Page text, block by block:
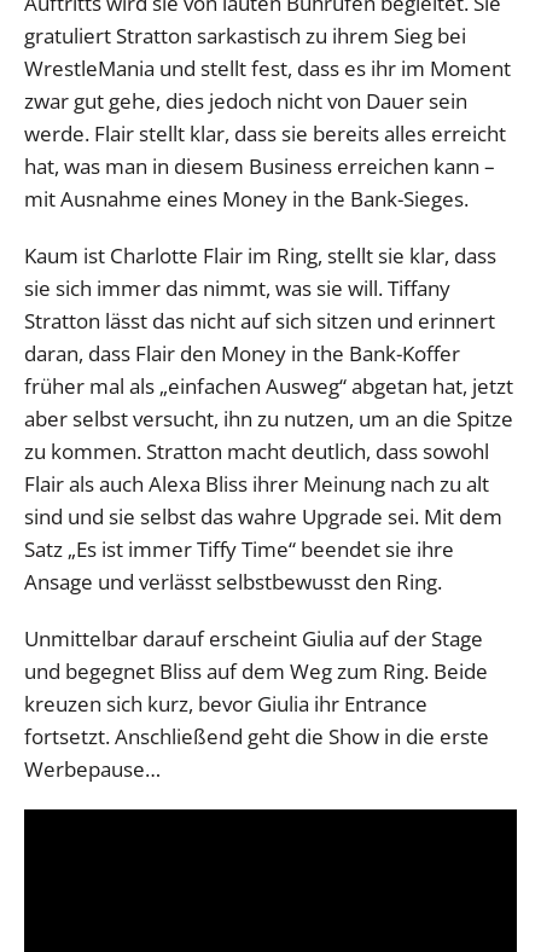
gratuliert Stratton sarkastisch zu ihrem Sieg bei
WrestleMania und stellt fest, dass es ihr im Moment
zwar gut gehe, dies jedoch nicht von Dauer sein
werde. Flair stellt klar, dass sie bereits alles erreicht
hat, was man in diesem Business erreichen kann –
mit Ausnahme eines Money in the Bank-Sieges.
Kaum ist Charlotte Flair im Ring, stellt sie klar, dass
sie sich immer das nimmt, was sie will. Tiffany
Stratton lässt das nicht auf sich sitzen und erinnert
daran, dass Flair den Money in the Bank-Koffer
früher mal als „einfachen Ausweg“ abgetan hat, jetzt
aber selbst versucht, ihn zu nutzen, um an die Spitze
zu kommen. Stratton macht deutlich, dass sowohl
Flair als auch Alexa Bliss ihrer Meinung nach zu alt
sind und sie selbst das wahre Upgrade sei. Mit dem
Satz „Es ist immer Tiffy Time“ beendet sie ihre
Ansage und verlässt selbstbewusst den Ring.
Unmittelbar darauf erscheint Giulia auf der Stage
und begegnet Bliss auf dem Weg zum Ring. Beide
kreuzen sich kurz, bevor Giulia ihr Entrance
fortsetzt. Anschließend geht die Show in die erste
Werbepause…